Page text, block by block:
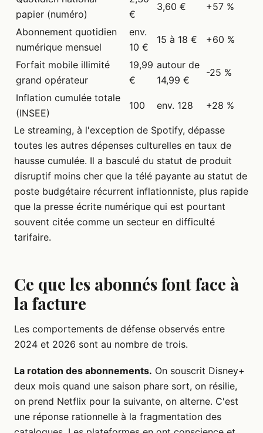
papier (numéro)
€
3,60 € +57 %
Abonnement quotidien
numérique mensuel
env.
10 €
15 à 18 € +60 %
Forfait mobile illimité
grand opérateur
19,99
€
autour de
14,99 €
-25 %
Inflation cumulée totale
(INSEE)
100 env. 128 +28 %
Le streaming, à l'exception de Spotify, dépasse
toutes les autres dépenses culturelles en taux de
hausse cumulée. Il a basculé du statut de produit
disruptif moins cher que la télé payante au statut de
poste budgétaire récurrent inflationniste, plus rapide
que la presse écrite numérique qui est pourtant
souvent citée comme un secteur en difficulté
tarifaire.
Ce que les abonnés font face à
la facture
Les comportements de défense observés entre
2024 et 2026 sont au nombre de trois.
La rotation des abonnements. On souscrit Disney+
deux mois quand une saison phare sort, on résilie,
on prend Netflix pour la suivante, on alterne. C'est
une réponse rationnelle à la fragmentation des